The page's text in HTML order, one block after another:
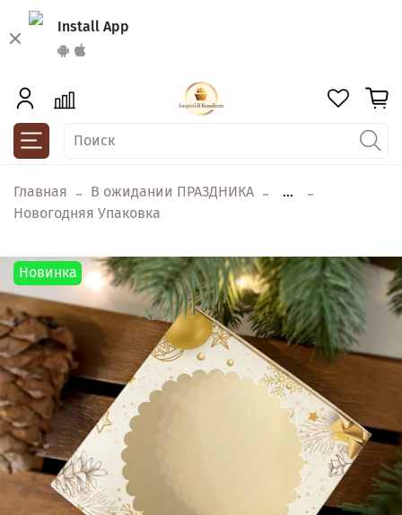
Install App
Главная В ожидании ПРАЗДНИКА
...
Новогодняя Упаковка
Новинка